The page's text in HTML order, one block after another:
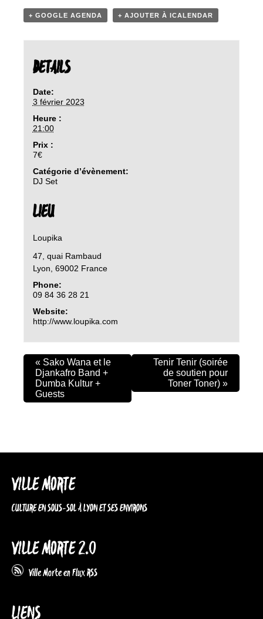
+ GOOGLE AGENDA + AJOUTER À ICALENDAR
DETAILS
Date:
3 février 2023
Heure :
21:00
Prix :
7€
Catégorie d’évènement:
DJ Set
LIEU
Loupika
47, quai Rambaud
Lyon 69002 France
Phone:
09 84 36 28 21
Website:
http://www.loupika.com
« Sako Wana et le
Djankafro Band +
Dumba Kultur +
Guests
Tenir Tenir (soirée
de soutien pour
Toner Toner) »
VILLE MORTE
CULTURE EN SOUS-SOL À LYON ET SES ENVIRONS
VILLE MORTE 2.0
Ville Morte en Flux RSS
LIENS